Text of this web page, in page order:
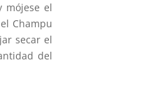
mójese el
Champu
secar el
del